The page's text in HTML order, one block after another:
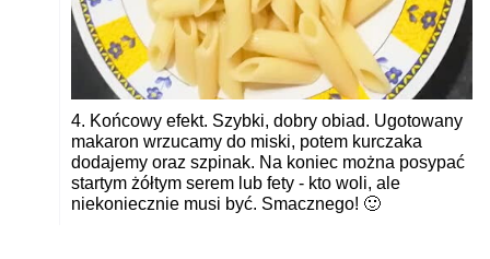
4. Końcowy efekt. Szybki, dobry obiad. Ugotowany
makaron wrzucamy do miski, potem kurczaka
dodajemy oraz szpinak. Na koniec można posypać
startym żółtym serem lub fety - kto woli, ale
niekoniecznie musi być. Smacznego! 🙂